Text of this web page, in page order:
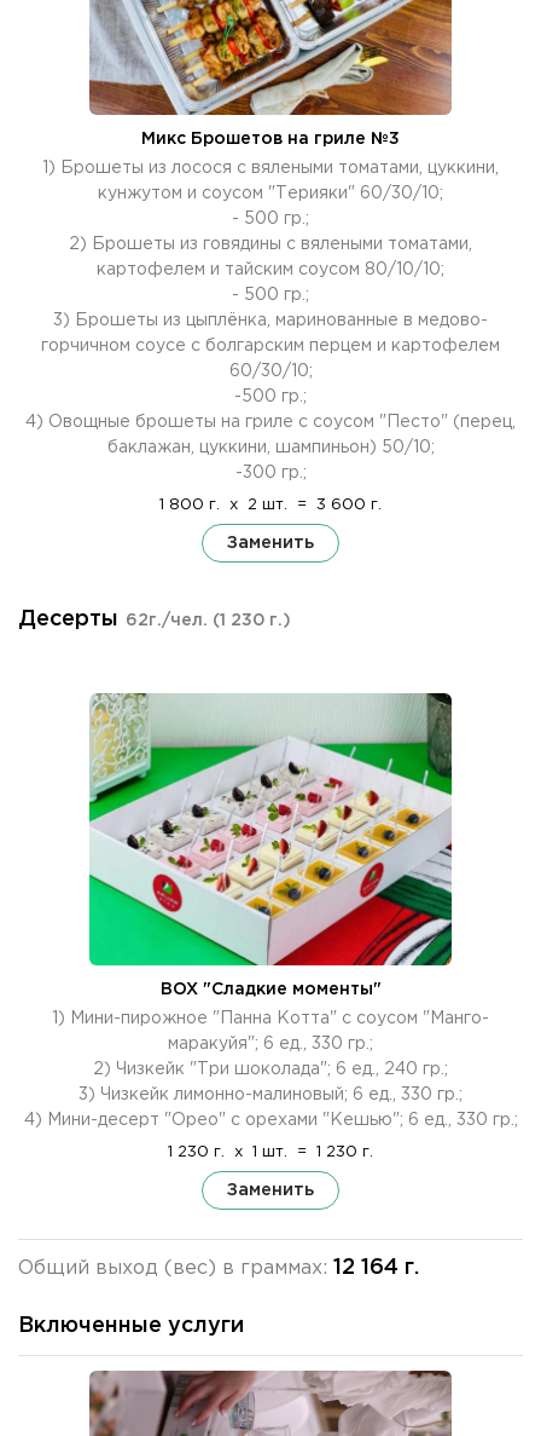
Микс Брошетов на гриле №3
1) Брошеты из лосося с вялеными томатами, цуккини,
кунжутом и соусом "Терияки" 60/30/10;
- 500 гр.;
2) Брошеты из говядины с вялеными томатами,
картофелем и тайским соусом 80/10/10;
- 500 гр.;
3) Брошеты из цыплёнка, маринованные в медово-
горчичном соусе с болгарским перцем и картофелем
60/30/10;
-500 гр.;
4) Овощные брошеты на гриле с соусом "Песто" (перец,
баклажан, цуккини, шампиньон) 50/10;
-300 гр.;
1 800 г. x 2 шт. = 3 600 г.
Заменить
Десерты 62г./чел. (1 230 г.)
BOX "Сладкие моменты"
1) Мини-пирожное "Панна Котта" с соусом "Манго-
маракуйя"; 6 ед., 330 гр.;
2) Чизкейк "Три шоколада"; 6 ед., 240 гр.;
3) Чизкейк лимонно-малиновый; 6 ед., 330 гр.;
4) Мини-десерт "Орео" с орехами "Кешью"; 6 ед., 330 гр.;
1 230 г. x 1 шт. = 1 230 г.
Заменить
Общий выход (вес) в граммах: 12 164 г.
Включенные услуги